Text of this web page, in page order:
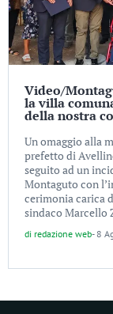
Video/
la villa
della nostra
Un omaggio alla
prefetto di
seguito ad un
Montaguto con
cerimonia carica
sindaco Marcello
di redazione web- 8